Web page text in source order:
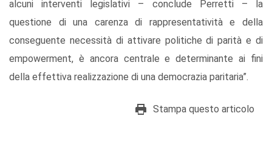
alcuni interventi legislativi – conclude Perretti – la
questione di una carenza di rappresentatività e della
conseguente necessità di attivare politiche di parità e di
empowerment, è ancora centrale e determinante ai fini
della effettiva realizzazione di una democrazia paritaria”.
Stampa questo articolo